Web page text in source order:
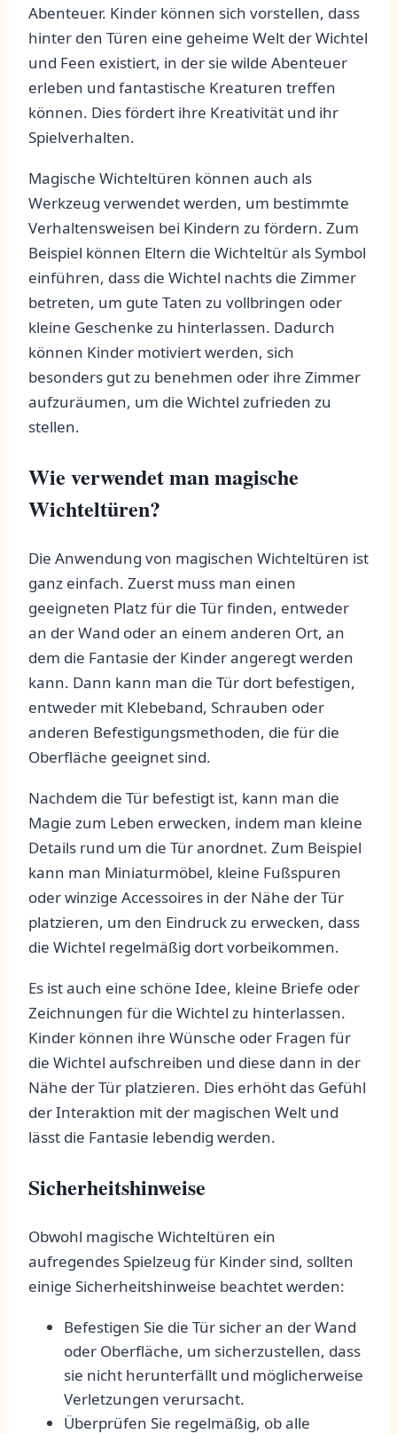
Abenteuer. Kinder können ‍sich vorstellen, dass ​
hinter den Türen eine geheime Welt der Wichtel
und Feen existiert, in der sie wilde⁤ Abenteuer
erleben und ​fantastische Kreaturen⁤ treffen
können. Dies fördert ihre Kreativität und ihr
Spielverhalten.
Magische Wichteltüren können auch ‌als
Werkzeug verwendet werden, um bestimmte
Verhaltensweisen bei‍ Kindern zu fördern. Zum
Beispiel können Eltern die Wichteltür als Symbol
einführen, dass die Wichtel nachts die Zimmer
betreten, um gute Taten zu⁢ vollbringen oder
kleine Geschenke zu hinterlassen. ‌Dadurch
können Kinder motiviert werden, sich
besonders ​gut zu benehmen ⁢oder ihre Zimmer
aufzuräumen,⁢ um die Wichtel zufrieden zu
stellen.
Wie verwendet man ⁣magische
Wichteltüren?
Die Anwendung ‌von magischen Wichteltüren ist
ganz einfach. Zuerst muss man einen
geeigneten Platz für die Tür finden, entweder
an der Wand oder an einem anderen Ort, an
dem die Fantasie⁢ der Kinder angeregt werden ​
kann. Dann kann man die‌ Tür dort⁣ befestigen,
entweder⁢ mit Klebeband, Schrauben oder
anderen ⁢Befestigungsmethoden, ⁣die für die
Oberfläche geeignet sind.
Nachdem die Tür befestigt ist, kann man die
Magie‍ zum Leben erwecken, indem man kleine
Details rund um die Tür anordnet. Zum Beispiel⁣
kann man ⁣Miniaturmöbel, kleine Fußspuren
oder winzige Accessoires‌ in der Nähe ​der Tür
platzieren, um den Eindruck zu ⁢erwecken, dass
die⁢ Wichtel regelmäßig​ dort ⁢vorbeikommen.
Es ist auch eine‍ schöne Idee, ​kleine Briefe oder
Zeichnungen für die Wichtel‌ zu hinterlassen.
Kinder ​können ihre Wünsche oder Fragen für
die Wichtel aufschreiben und diese dann in der
Nähe der Tür platzieren. Dies erhöht das Gefühl
der Interaktion ⁤mit ‌der magischen Welt und
lässt die Fantasie lebendig werden.
Sicherheitshinweise
Obwohl magische Wichteltüren ein
aufregendes Spielzeug ⁤für Kinder sind, sollten
einige Sicherheitshinweise beachtet ‍werden:
Befestigen Sie die Tür sicher ⁤an der Wand
oder Oberfläche, um sicherzustellen, dass
sie nicht herunterfällt und möglicherweise
Verletzungen verursacht.
Überprüfen Sie regelmäßig, ob alle